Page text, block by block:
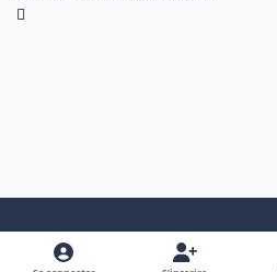
Light ModeDark ModeSystem Preference